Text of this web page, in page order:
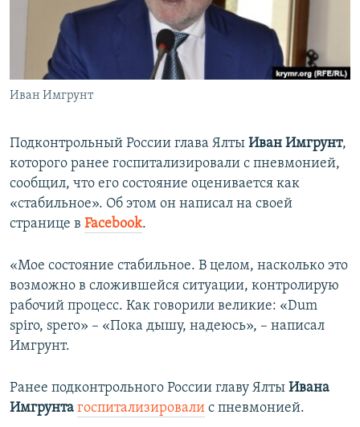
ПОБЕДИТЕЛЕЙ НЕ СУДЯТ?
КРЫМ.НЕПОКОРЕННЫЙ
ELIFBE
УКРАИНСКАЯ ПРОБЛЕМА КРЫМА
ПРИСОЕДИНЯЙТЕСЬ!
Иван Имгрунт
Подконтрольный России глава Ялты Иван Имгрунт,
которого ранее госпитализировали с пневмонией,
сообщил, что его состояние оценивается как
«стабильное». Об этом он написал на своей
странице в Facebook.
«Мое состояние стабильное. В целом, насколько это
возможно в сложившейся ситуации, контролирую
рабочий процесс. Как говорили великие: «Dum
spiro, sperо» – «Пока дышу, надеюсь», – написал
Имгрунт.
Ранее подконтрольного России главу Ялты Ивана
Имгрунта госпитализировали с пневмонией.